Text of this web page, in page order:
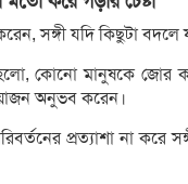
সঙ্গী যদি কিছুটা
হলো, কোনো মানুষকে জোর
অনুভব করেন।
প্রত্যাশা না করে